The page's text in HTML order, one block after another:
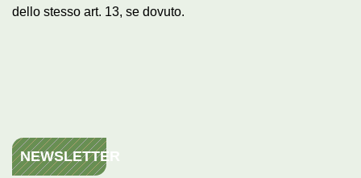
dello stesso art. 13, se dovuto.
NEWSLETTER